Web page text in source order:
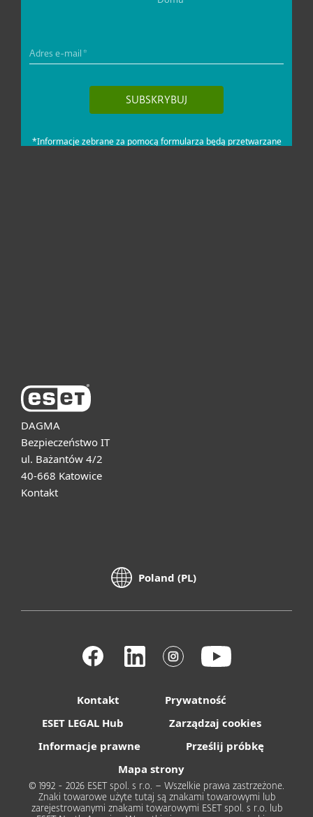
DAGMA
Bezpieczeństwo IT
ul. Bażantów 4/2
40-668 Katowice
Kontakt
Poland (PL)
Kontakt
Prywatność
ESET LEGAL Hub
Zarządzaj cookies
Informacje prawne
Prześlij próbkę
Mapa strony
© 1992 - 2026 ESET spol. s r.o. – Wszelkie prawa zastrzeżone.
Znaki towarowe użyte tutaj są znakami towarowymi lub
zarejestrowanymi znakami towarowymi ESET spol. s r.o. lub